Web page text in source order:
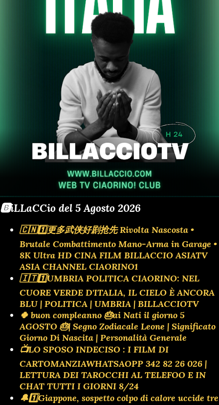
🅱️iLLaCCio del 5 Agosto 2026
🇨🇳1️⃣更多武侠好剧抢先 Rivolta Nascosta •
Brutale Combattimento Mano-Arma in Garage •
8K Ultra HD CINA FILM BILLACCIO ASIATV
ASIA CHANNEL CIAORINO1
🇮🇹1️⃣UMBRIA POLITICA CIAORINO: NEL
CUORE VERDE D'ITALIA, IL CIELO È ANCORA
BLU | POLITICA | UMBRIA | BILLACCIOTV
🍀 buon compleanno 🎂ai Nati il giorno 5
AGOSTO 🎂| Segno Zodiacale Leone | Significato
Giorno Di Nascita | Personalità Generale
📺LO SPOSO INDECISO : I FILM DI
CARTOMANZIAWHATSAOPP 342 82 26 026 |
LETTURA DEI TAROCCHI AL TELEFOO E IN
CHAT TUTTI I GIORNI 8/24
🔔1️⃣Giappone, sospetto colpo di calore uccide tre